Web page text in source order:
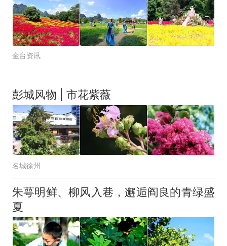
金台资讯
彭城风物 | 市花紫薇
名城徐州
朱萼明鲜、柳风入巷，邂逅阎良的青绿盛
夏